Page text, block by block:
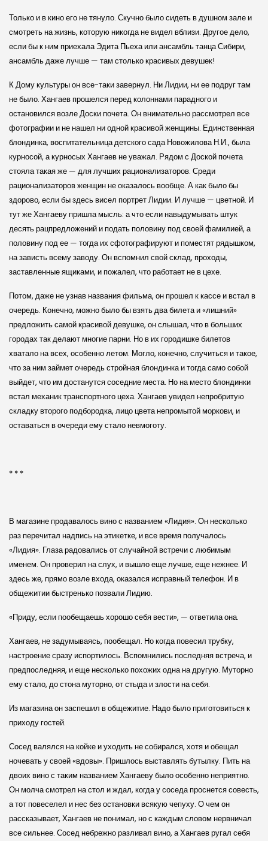
Только и в кино его не тянуло. Скучно было сидеть в душном зале и
смотреть на жизнь, которую никогда не видел вблизи. Другое дело,
если бы к ним приехала Эдита Пьеха или ансамбль танца Сибири,
ансамбль даже лучше — там столько красивых девушек!
К Дому культуры он все-таки завернул. Ни Лидии, ни ее подруг там
не было. Хангаев прошелся перед колоннами парадного и
остановился возле Доски почета. Он внимательно рассмотрел все
фотографии и не нашел ни одной красивой женщины. Единственная
блондинка, воспитательница детского сада Новожилова Н.И., была
курносой, а курносых Хангаев не уважал. Рядом с Доской почета
стояла такая же — для лучших рационализаторов. Среди
рационализаторов женщин не оказалось вообще. А как было бы
здорово, если бы здесь висел портрет Лидии. И лучше — цветной. И
тут же Хангаеву пришла мысль: а что если навыдумывать штук
десять рацпредложений и подать половину под своей фамилией, а
половину под ее — тогда их сфотографируют и поместят рядышком,
на зависть всему заводу. Он вспомнил свой склад, проходы,
заставленные ящиками, и пожалел, что работает не в цехе.
Потом, даже не узнав названия фильма, он прошел к кассе и встал в
очередь. Конечно, можно было бы взять два билета и «лишний»
предложить самой красивой девушке, он слышал, что в больших
городах так делают многие парни. Но в их городишке билетов
хватало на всех, особенно летом. Могло, конечно, случиться и такое,
что за ним займет очередь стройная блондинка и тогда само собой
выйдет, что им достанутся соседние места. Но на место блондинки
встал механик транспортного цеха. Хангаев увидел непробритую
складку второго подбородка, лицо цвета непромытой моркови, и
оставаться в очереди ему стало невмоготу.
* * *
В магазине продавалось вино с названием «Лидия». Он несколько
раз перечитал надпись на этикетке, и все время получалось
«Лидия». Глаза радовались от случайной встречи с любимым
именем. Он проверил на слух, и вышло еще лучше, еще нежнее. И
здесь же, прямо возле входа, оказался исправный телефон. И в
общежитии быстренько позвали Лидию.
«Приду, если пообещаешь хорошо себя вести», — ответила она.
Хангаев, не задумываясь, пообещал. Но когда повесил трубку,
настроение сразу испортилось. Вспомнились последняя встреча, и
предпоследняя, и еще несколько похожих одна на другую. Муторно
ему стало, до стона муторно, от стыда и злости на себя.
Из магазина он заспешил в общежитие. Надо было приготовиться к
приходу гостей.
Сосед валялся на койке и уходить не собирался, хотя и обещал
ночевать у своей «вдовы». Пришлось выставлять бутылку. Пить на
двоих вино с таким названием Хангаеву было особенно неприятно.
Он молча смотрел на стол и ждал, когда у соседа проснется совесть,
а тот повеселел и нес без остановки всякую чепуху. О чем он
рассказывает, Хангаев не понимал, но с каждым словом нервничал
все сильнее. Сосед небрежно разливал вино, а Хангаев ругал себя